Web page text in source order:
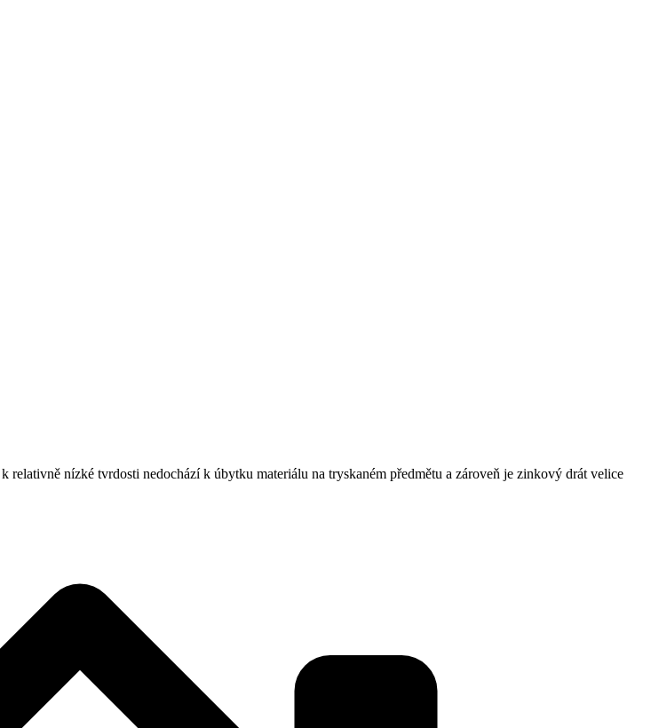
nízké tvrdosti nedochází k úbytku materiálu na tryskaném předmětu a zároveň je zinkový drát velice